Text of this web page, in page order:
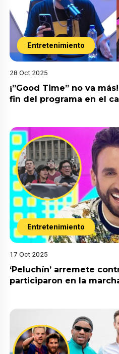
Entretenimiento
28 Oct 2025
¡”Good Time” no va
fin del programa en el
Entretenimiento
17 Oct 2025
‘Peluchín’ arremete
participaron en la